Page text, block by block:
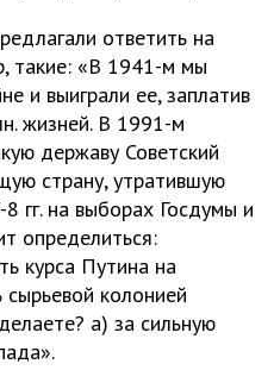
ответить на
такие: «В 1941-м мы
и выиграли ее, заплатив
жизней. В 1991-м
державу Советский
страну, утратившую
гг. на выборах Госдумы и
определиться:
курса Путина на
колонией
а) за сильную